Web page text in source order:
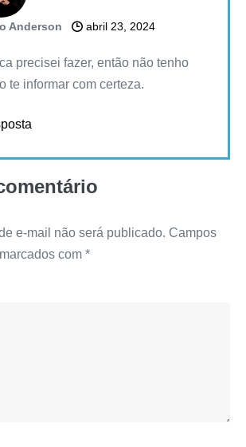
Anderson abril 23, 2024
precisei fazer, então não tenho
te informar com certeza.
e-mail não será publicado. Campos
com *